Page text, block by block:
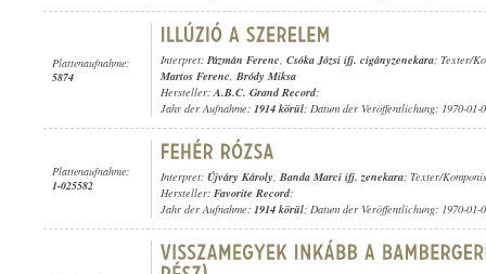
Plattenaufnahme:
5874
Interpret: Pázmán Ferenc, Csóka Józsi ifj. cigányzenekara; Texter/
Martos Ferenc, Bródy Miksa
Hersteller:A.B.C. Grand Record;
Jahr der Aufnahme: 1914 körül; Datum der Veröffentlichung: 1970-01-
Plattenaufnahme:
1-025582
Interpret: Újváry Károly, Banda Marci ifj. zenekara; Texter/
Hersteller: Favorite Record;
Jahr der Aufnahme: 1914 körül; Datum der Veröffentlichung: 1970-01-